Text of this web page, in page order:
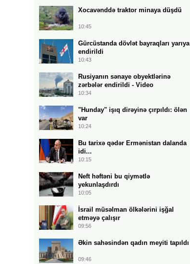
Xocavənddə traktor minaya düşdü
10:45
Gürcüstanda dövlət bayraqları yarıya
endirildi
10:43
Rusiyanın sənaye obyektlərinə
zərbələr endirildi - Video
10:34
"Hunday" işıq dirəyinə çırpıldı: ölən
var
10:24
Bu tarixə qədər Ermənistan dalanda
idi...
10:15
Neft həftəni bu qiymətlə
yekunlaşdırdı
10:05
İsrail müsəlman ölkələrini işğal
etməyə çalışır
09:56
Əkin sahəsindən qadın meyiti tapıldı
09:46